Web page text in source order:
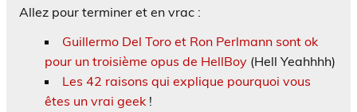
Allez pour terminer et en vrac :
Guillermo Del Toro et Ron Perlmann sont ok
pour un troisième opus de HellBoy (Hell Yeahhhh)
Les 42 raisons qui explique pourquoi vous
êtes un vrai geek !